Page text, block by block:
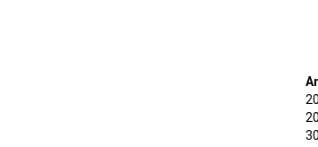
20
20
30